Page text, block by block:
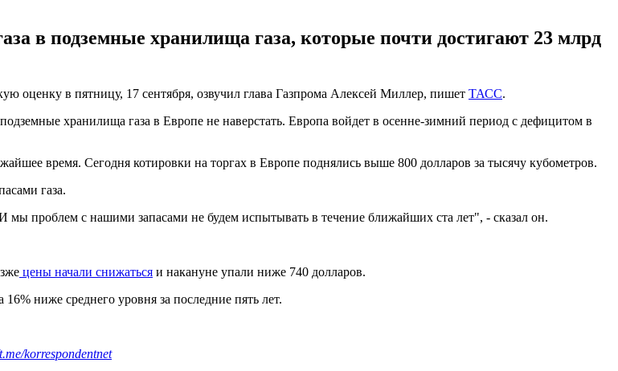
в подземные хранилища газа, которые почти достигают 23 млрд
оценку в пятницу, 17 сентября, озвучил глава Газпрома Алексей Миллер, пишет ТАСС.
хранилища газа в Европе не наверстать. Европа войдет в осенне-зимний период с дефицитом в
время. Сегодня котировки на торгах в Европе поднялись выше 800 долларов за тысячу кубометров.
газа.
проблем с нашими запасами не будем испытывать в течение ближайших ста лет", - сказал он.
цены начали снижаться и накануне упали ниже 740 долларов.
ниже среднего уровня за последние пять лет.
korrespondentnet